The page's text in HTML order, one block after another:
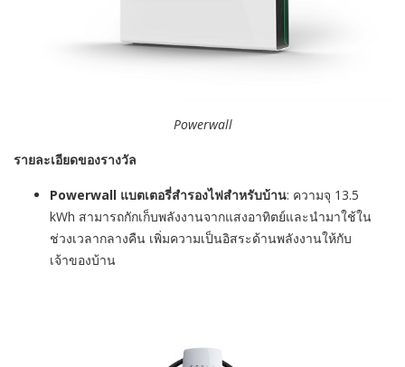
Powerwall
รายละเอียดของรางวัล
Powerwall แบตเตอรี่สำรองไฟสำหรับบ้าน: ความจุ 13.5
kWh สามารถกักเก็บพลังงานจากแสงอาทิตย์และนำมาใช้ใน
ช่วงเวลากลางคืน เพิ่มความเป็นอิสระด้านพลังงานให้กับ
เจ้าของบ้าน